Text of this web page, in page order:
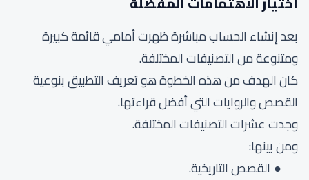
بعد إنشاء الحساب مباشرة ظهرت أمامي قائمة كبيرة
ومتنوعة من التصنيفات المختلفة.
كان الهدف من هذه الخطوة هو تعريف التطبيق بنوعية
القصص والروايات التي أفضل قراءتها.
وجدت عشرات التصنيفات المختلفة.
ومن بينها:
القصص التاريخية.